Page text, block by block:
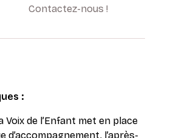
Contactez-nous !
:
Voix de l’Enfant met en place
d’accompagnement, l’après-